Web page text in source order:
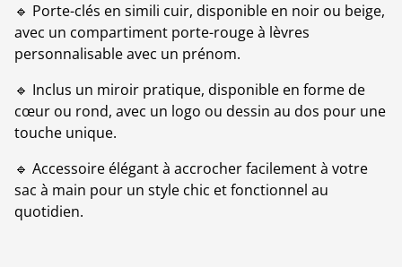
🔹 Porte-clés en simili cuir, disponible en noir ou beige,
avec un compartiment porte-rouge à lèvres
personnalisable avec un prénom.
🔹 Inclus un miroir pratique, disponible en forme de
cœur ou rond, avec un logo ou dessin au dos pour une
touche unique.
🔹 Accessoire élégant à accrocher facilement à votre
sac à main pour un style chic et fonctionnel au
quotidien.